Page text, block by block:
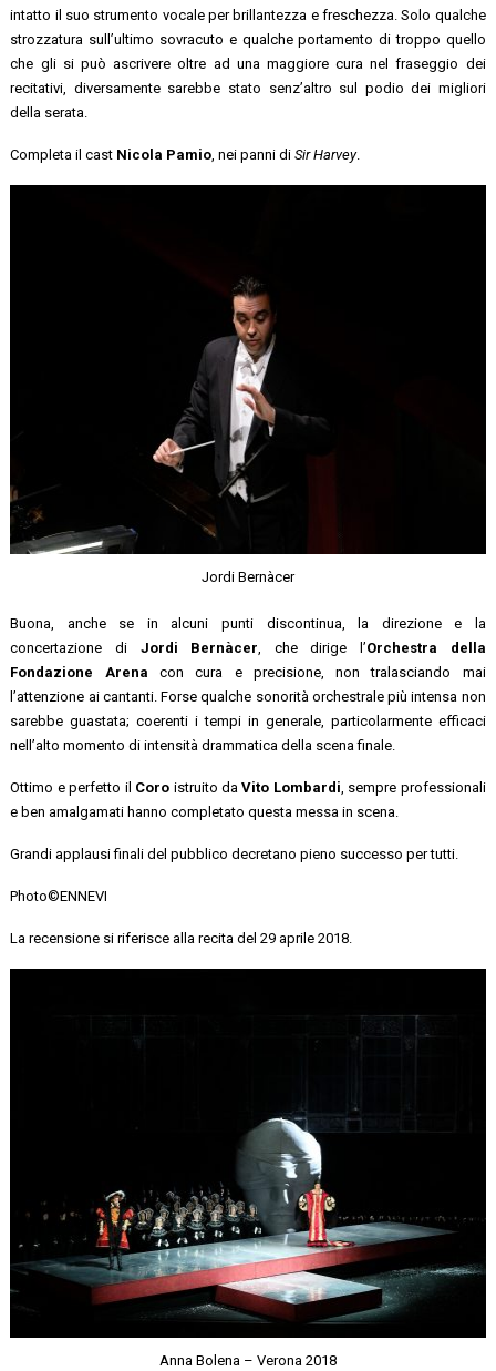
intatto il suo strumento vocale per brillantezza e freschezza. Solo qualche
strozzatura sull’ultimo sovracuto e qualche portamento di troppo quello
che gli si può ascrivere oltre ad una maggiore cura nel fraseggio dei
recitativi, diversamente sarebbe stato senz’altro sul podio dei migliori
della serata.
Completa il cast Nicola Pamio , nei panni diSir Harvey.
Jordi Bernàcer
Buona, anche se in alcuni punti discontinua, la direzione e la
concertazione di Jordi Bernàcer , che dirige l’Orchestra della
Fondazione Arena con cura e precisione, non tralasciando mai
l’attenzione ai cantanti. Forse qualche sonorità orchestrale più intensa non
sarebbe guastata; coerenti i tempi in generale, particolarmente efficaci
nell’alto momento di intensità drammatica della scena finale.
Ottimo e perfetto il Coro istruito daVito Lombardi , sempre professionali
e ben amalgamati hanno completato questa messa in scena.
Grandi applausi finali del pubblico decretano pieno successo per tutti.
Photo©ENNEVI
La recensione si riferisce alla recita del 29 aprile 2018.
Anna Bolena – Verona 2018